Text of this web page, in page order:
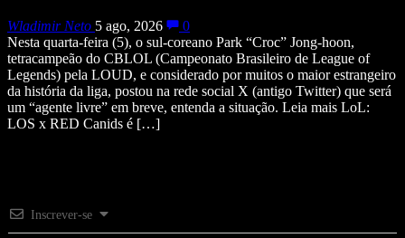
Wladimir Neto 5 ago, 2026
0
Nesta quarta-feira (5), o sul-coreano Park “Croc” Jong-hoon,
tetracampeão do CBLOL (Campeonato Brasileiro de League of
Legends) pela LOUD, e considerado por muitos o maior estrangeiro
da história da liga, postou na rede social X (antigo Twitter) que será
um “agente livre” em breve, entenda a situação. Leia mais LoL:
LOS x RED Canids é […]
Inscrever-se